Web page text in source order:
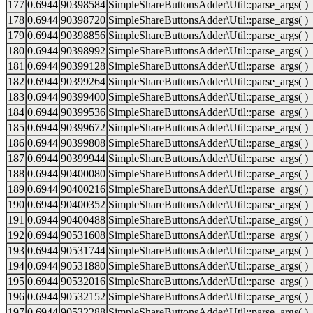
177 0.6944 90398584 SimpleShareButtonsAdder\Util::parse_args( )
178 0.6944 90398720 SimpleShareButtonsAdder\Util::parse_args( )
179 0.6944 90398856 SimpleShareButtonsAdder\Util::parse_args( )
180 0.6944 90398992 SimpleShareButtonsAdder\Util::parse_args( )
181 0.6944 90399128 SimpleShareButtonsAdder\Util::parse_args( )
182 0.6944 90399264 SimpleShareButtonsAdder\Util::parse_args( )
183 0.6944 90399400 SimpleShareButtonsAdder\Util::parse_args( )
184 0.6944 90399536 SimpleShareButtonsAdder\Util::parse_args( )
185 0.6944 90399672 SimpleShareButtonsAdder\Util::parse_args( )
186 0.6944 90399808 SimpleShareButtonsAdder\Util::parse_args( )
187 0.6944 90399944 SimpleShareButtonsAdder\Util::parse_args( )
188 0.6944 90400080 SimpleShareButtonsAdder\Util::parse_args( )
189 0.6944 90400216 SimpleShareButtonsAdder\Util::parse_args( )
190 0.6944 90400352 SimpleShareButtonsAdder\Util::parse_args( )
191 0.6944 90400488 SimpleShareButtonsAdder\Util::parse_args( )
192 0.6944 90531608 SimpleShareButtonsAdder\Util::parse_args( )
193 0.6944 90531744 SimpleShareButtonsAdder\Util::parse_args( )
194 0.6944 90531880 SimpleShareButtonsAdder\Util::parse_args( )
195 0.6944 90532016 SimpleShareButtonsAdder\Util::parse_args( )
196 0.6944 90532152 SimpleShareButtonsAdder\Util::parse_args( )